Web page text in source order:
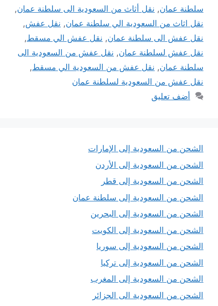
سلطنة عمان, نقل أثاث من السعودية الى سلطنة عمان,
نقل اثاث من السعودية الي سلطنة عمان, نقل عفش,
نقل عفش الى سلطنة عمان, نقل عفش الي مسقط,
نقل عفش لسلطنة عمان, نقل عفش من السعودية الى
سلطنة عمان, نقل عفش من السعودية الي مسقط,
نقل عفش من السعودية لسلطنة عمان
أضف تعليق
الشحن من السعودية إلى الإمارات
الشحن من السعودية إلى الأردن
الشحن من السعودية إلى قطر
الشحن من السعودية إلى سلطنة عمان
الشحن من السعودية إلى البحرين
الشحن من السعودية إلى الكويت
الشحن من السعودية إلى سوريا
الشحن من السعودية إلى تركيا
الشحن من السعودية إلى المغرب
الشحن من السعودية الى الجزائر